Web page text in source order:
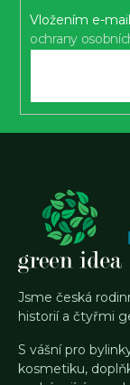
Vložením e-
ochrany
Jsme česká
historií a čtyřmi
S vášní pro
kosmetiku,